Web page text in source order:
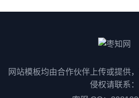
网站模板均由合作伙伴上传或提供
侵权请联系：